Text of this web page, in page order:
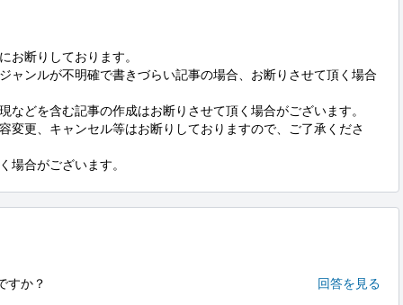
断りしております。
ャンルが不明確で書きづらい記事の場合、お断りさせて頂く場合
どを含む記事の作成はお断りさせて頂く場合がございます。
更、キャンセル等はお断りしておりますので、ご了承くださ
場合がございます。
すか？ 回答を見る